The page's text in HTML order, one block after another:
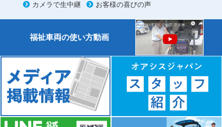
カメラで生中継
お客様の喜びの声
福祉車両の使い方動画